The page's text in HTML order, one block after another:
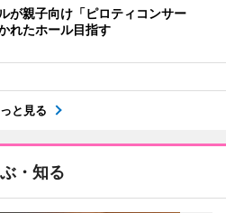
が親子向け「ピロティコンサー
れたホール目指す
と見る
・知る